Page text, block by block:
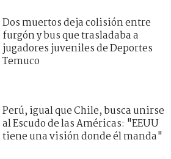
Dos muertos deja colisión entre
furgón y bus que trasladaba a
jugadores juveniles de Deportes
Temuco
Perú, igual que Chile, busca unirse
al Escudo de las Américas: "EEUU
tiene una visión donde él manda"